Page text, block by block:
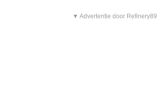
▼ Advertentie door Refinery89